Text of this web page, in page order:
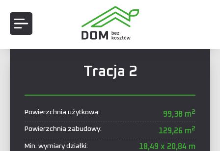
Tracja 2
Powierzchnia użytkowa: 99,38 m2
Powierzchnia zabudowy: 129,26 m2
Min. wymiary działki: 18,49 x 20,84 m